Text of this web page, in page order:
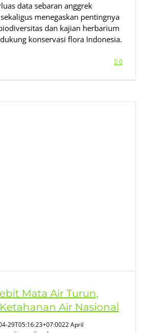
data sebaran anggrek
menegaskan pentingnya
dan kajian herbarium
konservasi flora Indonesia.
0
Mata Air Turun,
Air Nasional
29T05:16:23+07:0022 April